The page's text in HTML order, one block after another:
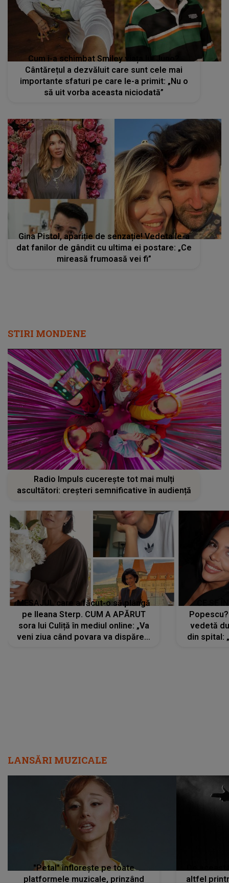
Cum i-a schimbat Smiley viața lui Juno?
Cântărețul a dezvăluit care sunt cele mai
importante sfaturi pe care le-a primit: „Nu o
să uit vorba aceasta niciodată”
Gina Pistol, apariție de senzație! Vedeta le-a
dat fanilor de gândit cu ultima ei postare: „Ce
mireasă frumoasă vei fi”
STIRI MONDENE
Radio Impuls cucerește tot mai mulți
ascultători: creșteri semnificative în audiență
MESAJUL care a făcut-o să plângă
pe Ileana Sterp. CUM A APĂRUT
sora lui Culiță în mediul online: „Va
veni ziua când povara va dispărea,
vedetă
din spital:
LANSĂRI MUZICALE
"Petal" înflorește pe toate
platformele muzicale, prinzând
altfel